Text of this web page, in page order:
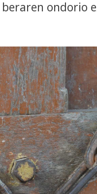
ondorio